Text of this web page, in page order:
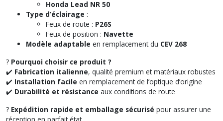
Honda Lead NR 50
Type d’éclairage :
Feux de route : P26S
Feux de position : Navette
Modèle adaptable en remplacement du CEV 268
? Pourquoi choisir ce produit ?
✔️ Fabrication italienne, qualité premium et matériaux robustes
✔️ Installation facile en remplacement de l’optique d’origine
✔️ Durabilité et résistance aux conditions de route
? Expédition rapide et emballage sécurisé pour assurer une